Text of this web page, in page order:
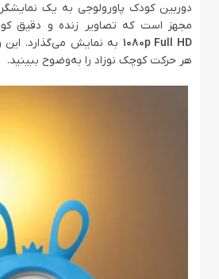
دوربین کودک پاورولوجی به یک نمایشگر
مجهز است که تصاویر زنده و دقیق
۱۰۸۰p Full HD به نمایش می‌گذارد.
هر حرکت کوچک نوزاد را به‌وضوح ببینید.